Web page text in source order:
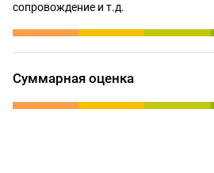
сопровождение и т.д.
Суммарная оценка